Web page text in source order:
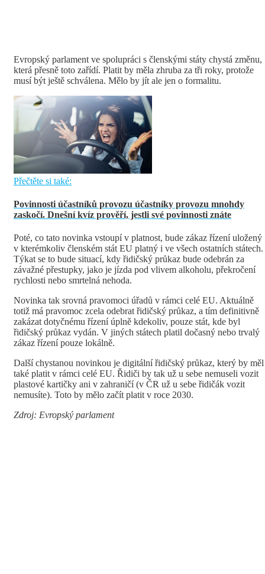
Evropský parlament ve spolupráci s členskými státy chystá změnu,
která přesně toto zařídí. Platit by měla zhruba za tři roky, protože
musí být ještě schválena. Mělo by jít ale jen o formalitu.
Přečtěte si také:
Povinnosti účastníků provozu účastníky provozu mnohdy
zaskočí. Dnešní kvíz prověří, jestli své povinnosti znáte
Poté, co tato novinka vstoupí v platnost, bude zákaz řízení uložený
v kterémkoliv členském stát EU platný i ve všech ostatních státech.
Týkat se to bude situací, kdy řidičský průkaz bude odebrán za
závažné přestupky, jako je jízda pod vlivem alkoholu, překročení
rychlosti nebo smrtelná nehoda.
Novinka tak srovná pravomoci úřadů v rámci celé EU. Aktuálně
totiž má pravomoc zcela odebrat řidičský průkaz, a tím definitivně
zakázat dotyčnému řízení úplně kdekoliv, pouze stát, kde byl
řidičský průkaz vydán. V jiných státech platil dočasný nebo trvalý
zákaz řízení pouze lokálně.
Další chystanou novinkou je digitální řidičský průkaz, který by měl
také platit v rámci celé EU. Řidiči by tak už u sebe nemuseli vozit
plastové kartičky ani v zahraničí (v ČR už u sebe řidičák vozit
nemusíte). Toto by mělo začít platit v roce 2030.
Zdroj: Evropský parlament